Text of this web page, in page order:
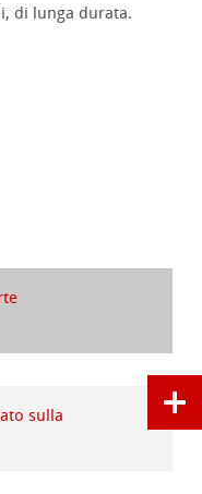
di lunga durata.
sulla